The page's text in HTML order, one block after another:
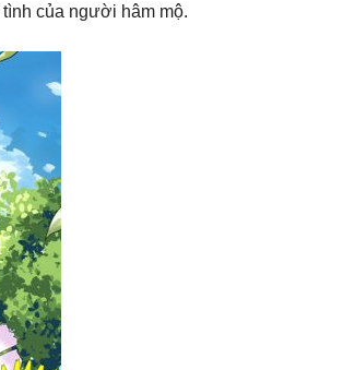
của người hâm mộ.